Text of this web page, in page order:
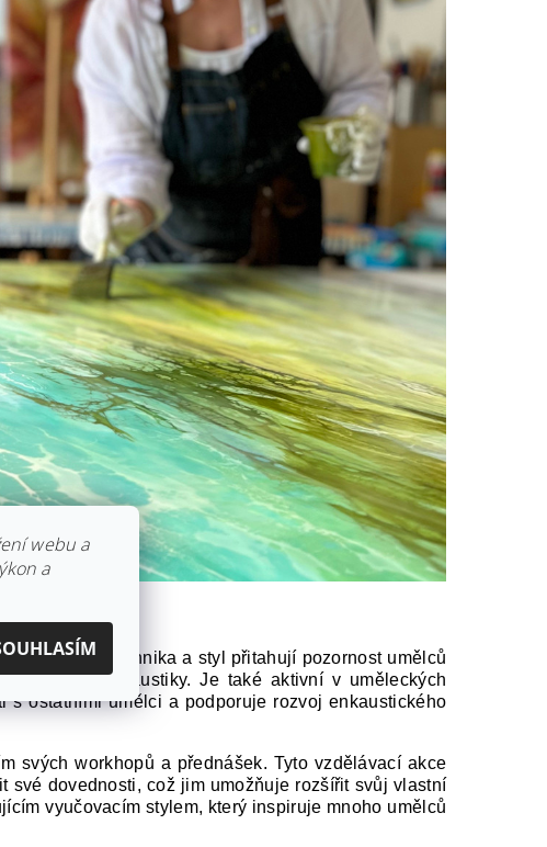
jedinečná technika a styl přitahují pozornost umělců
enkaustiky. Je také aktivní v uměleckých
ostatními umělci a podporuje rozvoj enkaustického
svých workhopů a přednášek. Tyto vzdělávací akce
své dovednosti, což jim umožňuje rozšířit svůj vlastní
vyučovacím stylem, který inspiruje mnoho umělců
webu a
a